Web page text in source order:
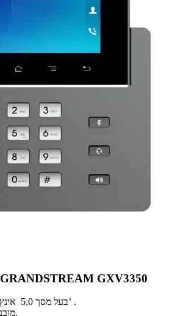
טלפון וידיאו אנדרואיד GRANDSTREAM GXV3350
טלפון SIP VIDEO בעל מסך 5.0 אינץ’ .
לטלפון מצלמת IP מובנית.